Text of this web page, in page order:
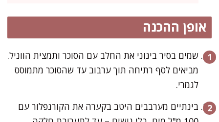
אופן ההכנה
שמים בסיר בינוני את החלב עם הסוכר ותמצית הווניל.
מביאים לסף רתיחה תוך ערבוב עד שהסוכר מתמוסס
לגמרי.
בינתיים מערבבים היטב בקערה את הקורנפלור עם